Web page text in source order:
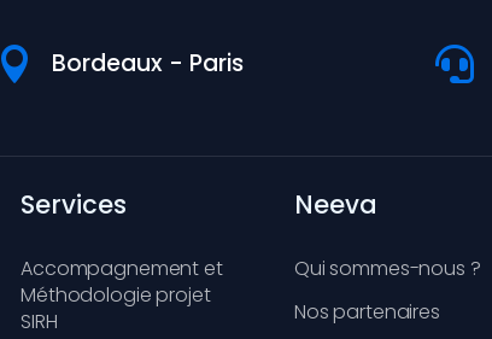
 Bordeaux - Paris 
Services
Accompagnement et
Méthodologie projet
SIRH
Neeva
Qui sommes-nous ?
Nos partenaires